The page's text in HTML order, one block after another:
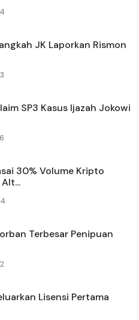
JK Laporkan Rismon
SP3 Kasus Ijazah Jokowi
30% Volume Kripto
Terbesar Penipuan
Lisensi Pertama